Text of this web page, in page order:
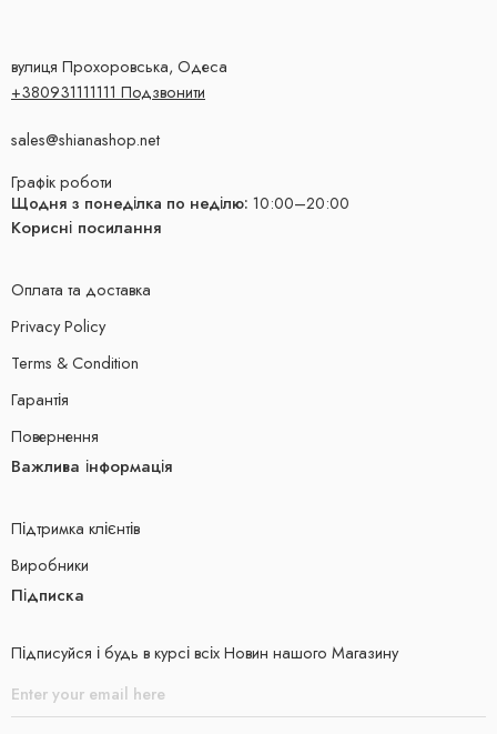
вулиця Прохоровська, Одеса
+380931111111 Подзвонити
sales@shianashop.net
Графік роботи
Щодня з понеділка по неділю: 10:00–20:00
Корисні посилання
Оплата та доставка
Privacy Policy
Terms & Condition
Гарантія
Повернення
Важлива інформація
Підтримка клієнтів
Виробники
Підписка
Підписуйся і будь в курсі всіх Новин нашого Магазину